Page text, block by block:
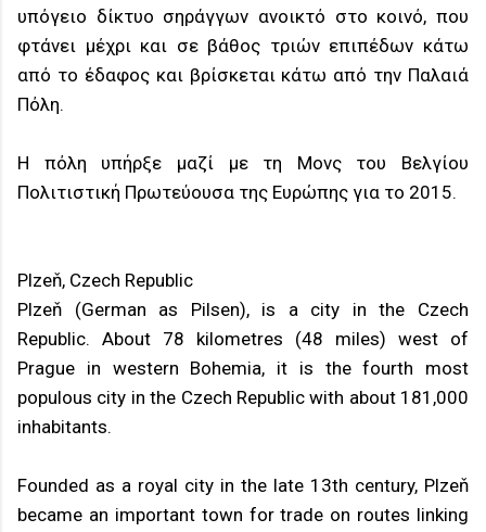
υπόγειο δίκτυο σηράγγων ανοικτό στο κοινό, που
φτάνει μέχρι και σε βάθος τριών επιπέδων κάτω
από το έδαφος και βρίσκεται κάτω από την Παλαιά
Πόλη.
Η πόλη υπήρξε μαζί με τη Μονς του Βελγίου
Πολιτιστική Πρωτεύουσα της Ευρώπης για το 2015.
Plzeň, Czech Republic
Plzeň (German as Pilsen), is a city in the Czech
Republic. About 78 kilometres (48 miles) west of
Prague in western Bohemia, it is the fourth most
populous city in the Czech Republic with about 181,000
inhabitants.
Founded as a royal city in the late 13th century, Plzeň
became an important town for trade on routes linking